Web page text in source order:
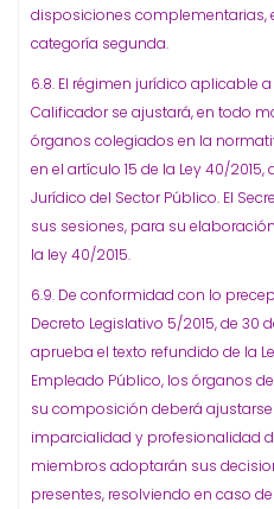
disposiciones complementarias,
categoría segunda.
6.8. El régimen jurídico aplicable
Calificador se ajustará, en todo
órganos colegiados en la
en el artículo 15 de la Ley 40/2015,
Jurídico del Sector Público. El
sus sesiones, para su
la ley 40/2015.
6.9. De conformidad con lo
Decreto Legislativo 5/2015, de 30
aprueba el texto refundido de la
Empleado Público, los órganos
su composición deberá
imparcialidad y profesionalidad
miembros adoptarán sus
presentes, resolviendo en caso